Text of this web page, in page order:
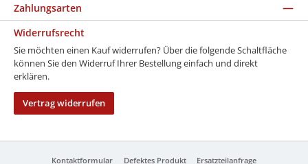
Zahlungsarten
Widerrufsrecht
Sie möchten einen Kauf widerrufen? Über die folgende Schaltfläche
können Sie den Widerruf Ihrer Bestellung einfach und direkt
erklären.
Vertrag widerrufen
Kontaktformular Defektes Produkt Ersatzteilanfrage